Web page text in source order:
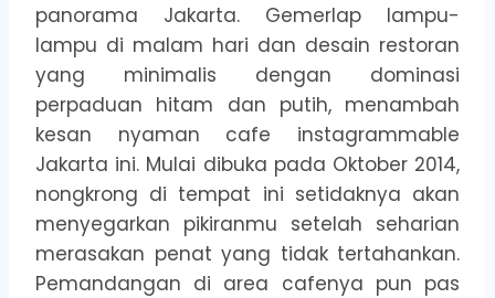
panorama Jakarta. Gemerlap lampu-
lampu di malam hari dan desain restoran
yang minimalis dengan dominasi
perpaduan hitam dan putih, menambah
kesan nyaman cafe instagrammable
Jakarta ini. Mulai dibuka pada Oktober 2014,
nongkrong di tempat ini setidaknya akan
menyegarkan pikiranmu setelah seharian
merasakan penat yang tidak tertahankan.
Pemandangan di area cafenya pun pas